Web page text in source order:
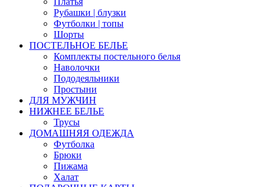
Рубашки | блузки
Футболки | топы
Шорты
ПОСТЕЛЬНОЕ БЕЛЬЕ
Комплекты постельного белья
Наволочки
Пододеяльники
Простыни
ДЛЯ МУЖЧИН
НИЖНЕЕ БЕЛЬЕ
Трусы
ДОМАШНЯЯ ОДЕЖДА
Футболка
Брюки
Пижама
Халат